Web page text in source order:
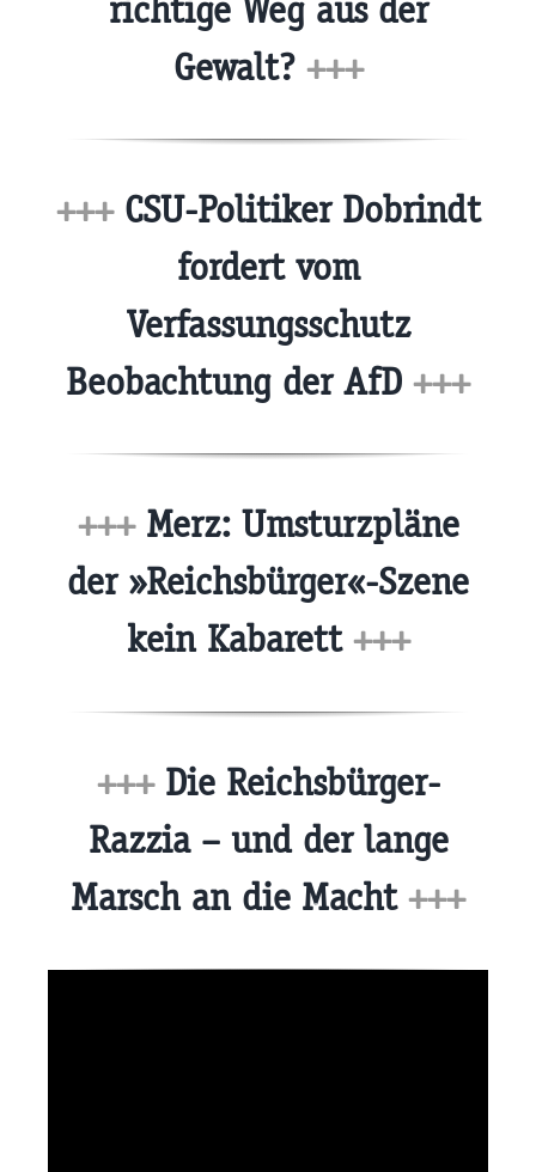
richtige Weg aus der
Gewalt? +++
+++CSU-Politiker Dobrindt
fordert vom
Verfassungsschutz
Beobachtung der AfD +++
+++Merz: Umsturzpläne
der »Reichsbürger«-Szene
kein Kabarett +++
+++Die Reichsbürger-
Razzia – und der lange
Marsch an die Macht +++